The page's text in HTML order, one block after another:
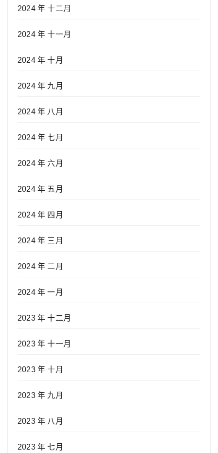
2024 年 十二月
2024 年 十一月
2024 年 十月
2024 年 九月
2024 年 八月
2024 年 七月
2024 年 六月
2024 年 五月
2024 年 四月
2024 年 三月
2024 年 二月
2024 年 一月
2023 年 十二月
2023 年 十一月
2023 年 十月
2023 年 九月
2023 年 八月
2023 年 七月